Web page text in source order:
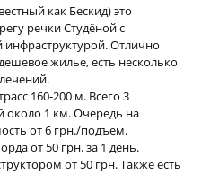
как Бескид) это
речки Студёной с
Отлично
жилье, есть несколько
160-200 м. Всего 3
около 1 км. Очередь на
от 6 грн./подъем.
от 50 грн. за 1 день.
от 50 грн. Также есть